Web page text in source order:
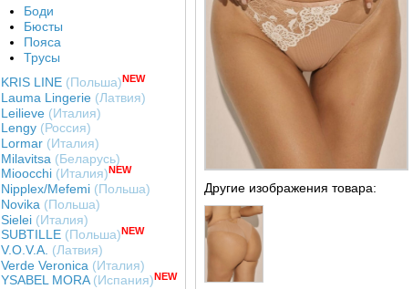
Боди
Бюсты
Пояса
Трусы
KRIS LINE (Польша) NEW
Lauma Lingerie (Латвия)
Leilieve (Италия)
Lengy (Россия)
Lormar (Италия)
Milavitsa (Беларусь)
Mioocchi (Италия) NEW
Nipplex/Mefemi (Польша)
Novika (Польша)
Sielei (Италия)
SUBTILLE (Польша)NEW
V.O.V.A. (Латвия)
Verde Veronica (Италия)
YSABEL MORA(Испания) NEW
Другие изображения товара: